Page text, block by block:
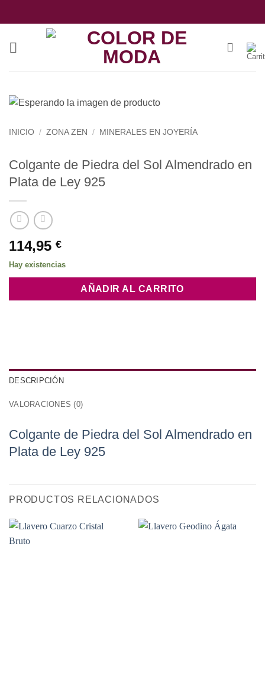
al
INICIO / ZONA ZEN / MINERALES EN JOYERÍA
Colgante de Piedra del Sol Almendrado en
Plata de Ley 925
114,95 €
Hay existencias
AÑADIR AL CARRITO
DESCRIPCIÓN
VALORACIONES (0)
Colgante de Piedra del Sol Almendrado en
Plata de Ley 925
PRODUCTOS RELACIONADOS